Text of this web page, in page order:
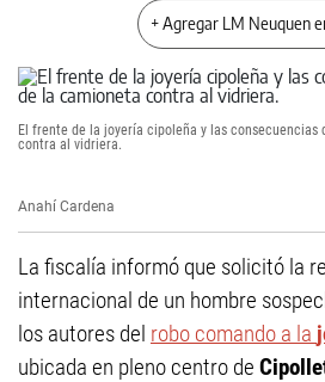
+ Agregar LM Neuquen
El frente de la joyería cipoleña y las
contra al vidriera.
Anahí Cardena
La fiscalía informó que solicitó la
internacional de un hombre
los autores del robo comando a la
ubicada en pleno centro de